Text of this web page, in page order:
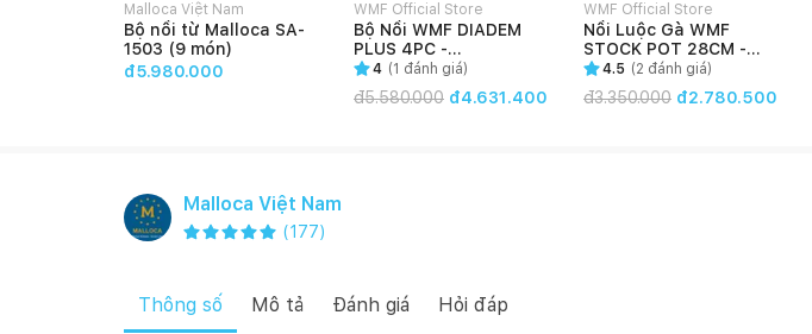
Malloca Việt Nam
Bộ nồi từ Malloca SA-
1503 (9 món)
đ5.980.000
WMF Official Store
Bộ Nồi WMF DIADEM
PLUS 4PC -
0730276040
4 (1 đánh giá)
đ5.580.000 đ4.631.400
WMF Official Store
Nồi Luộc Gà WMF
STOCK POT 28CM -
0795386030
4.5 (2 đánh giá)
đ3.350.000 đ2.780.500
Malloca Việt Nam
(177)
Thông số Mô tả Đánh giá Hỏi đáp